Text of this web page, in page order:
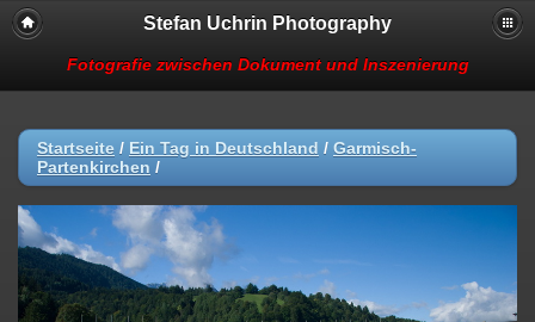
Stefan Uchrin Photography
Fotografie zwischen Dokument und Inszenierung
Startseite / Ein Tag in Deutschland / Garmisch-
Partenkirchen /